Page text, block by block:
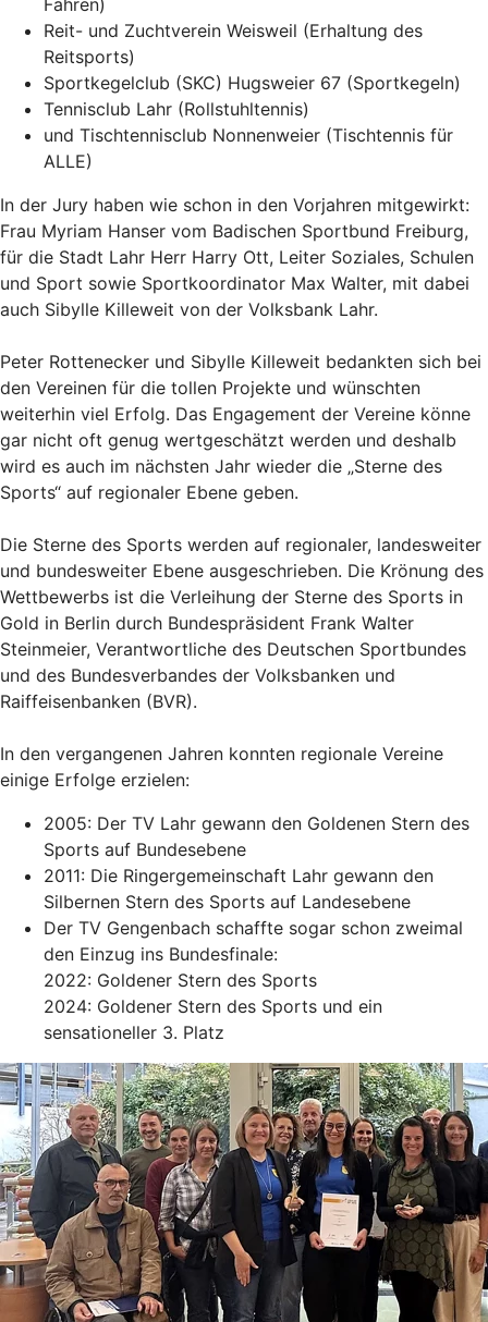
Fahren)
Reit- und Zuchtverein Weisweil (Erhaltung des
Reitsports)
Sportkegelclub (SKC) Hugsweier 67 (Sportkegeln)
Tennisclub Lahr (Rollstuhltennis)
und Tischtennisclub Nonnenweier (Tischtennis für
ALLE)
In der Jury haben wie schon in den Vorjahren mitgewirkt:
Frau Myriam Hanser vom Badischen Sportbund Freiburg,
für die Stadt Lahr Herr Harry Ott, Leiter Soziales, Schulen
und Sport sowie Sportkoordinator Max Walter, mit dabei
auch Sibylle Killeweit von der Volksbank Lahr.
Peter Rottenecker und Sibylle Killeweit bedankten sich bei
den Vereinen für die tollen Projekte und wünschten
weiterhin viel Erfolg. Das Engagement der Vereine könne
gar nicht oft genug wertgeschätzt werden und deshalb
wird es auch im nächsten Jahr wieder die „Sterne des
Sports“ auf regionaler Ebene geben.
Die Sterne des Sports werden auf regionaler, landesweiter
und bundesweiter Ebene ausgeschrieben. Die Krönung des
Wettbewerbs ist die Verleihung der Sterne des Sports in
Gold in Berlin durch Bundespräsident Frank Walter
Steinmeier, Verantwortliche des Deutschen Sportbundes
und des Bundesverbandes der Volksbanken und
Raiffeisenbanken (BVR).
In den vergangenen Jahren konnten regionale Vereine
einige Erfolge erzielen:
2005: Der TV Lahr gewann den Goldenen Stern des
Sports auf Bundesebene
2011: Die Ringergemeinschaft Lahr gewann den
Silbernen Stern des Sports auf Landesebene
Der TV Gengenbach schaffte sogar schon zweimal
den Einzug ins Bundesfinale:
2022: Goldener Stern des Sports
2024: Goldener Stern des Sports und ein
sensationeller 3. Platz